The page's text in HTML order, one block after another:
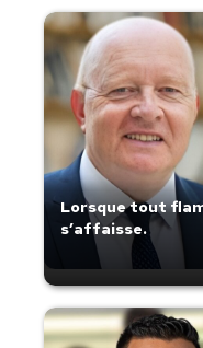
Lorsque tout
s’affaisse.